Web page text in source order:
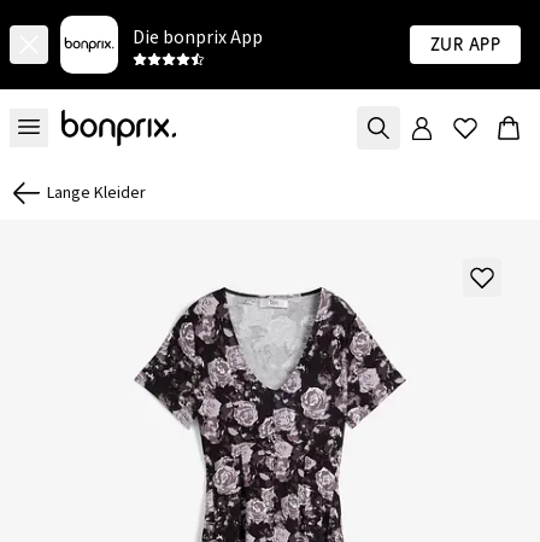
Die bonprix App Zur App
Lange Kleider